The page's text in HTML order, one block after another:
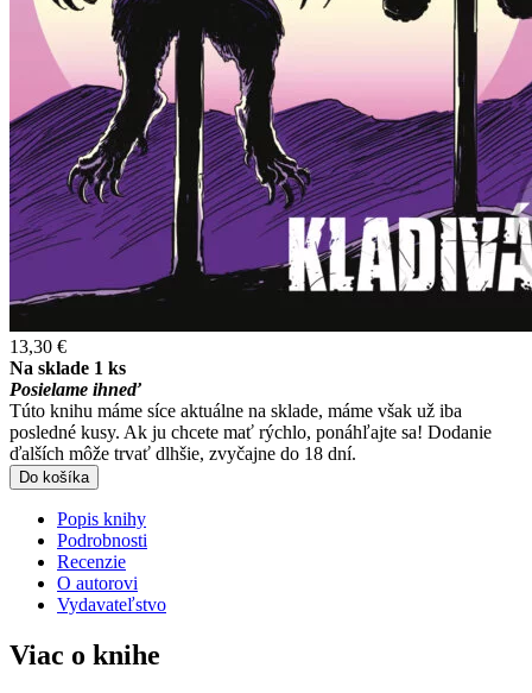
13,30 €
Na sklade 1 ks
Posielame ihneď
Túto knihu máme síce aktuálne na sklade, máme však už iba
posledné kusy. Ak ju chcete mať rýchlo, ponáhľajte sa! Dodanie
ďalších môže trvať dlhšie, zvyčajne do 18 dní.
Do košíka
Popis knihy
Podrobnosti
Recenzie
O autorovi
Vydavateľstvo
Viac o knihe